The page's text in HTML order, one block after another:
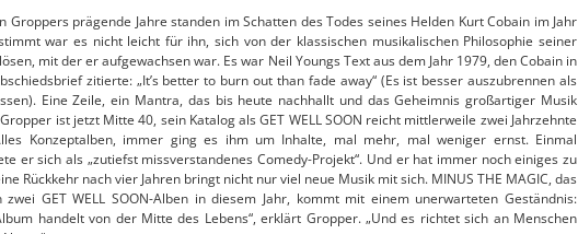
Groppers prägende Jahre standen im Schatten des Todes seines Helden Kurt Cobain im Jahr
war es nicht leicht für ihn, sich von der klassischen musikalischen Philosophie seiner
mit der er aufgewachsen war. Es war Neil Youngs Text aus dem Jahr 1979, den Cobain in
zitierte: „It’s better to burn out than fade away“ (Es ist besser auszubrennen als
Eine Zeile, ein Mantra, das bis heute nachhallt und das Geheimnis großartiger Musik
ist jetzt Mitte 40, sein Katalog als GET WELL SOON reicht mittlerweile zwei Jahrzehnte
Konzeptalben, immer ging es ihm um Inhalte, mal mehr, mal weniger ernst. Einmal
er sich als „zutiefst missverstandenes Comedy-Projekt“. Und er hat immer noch einiges zu
Rückkehr nach vier Jahren bringt nicht nur viel neue Musik mit sich. MINUS THE MAGIC, das
zwei GET WELL SOON-Alben in diesem Jahr, kommt mit einem unerwarteten Geständnis:
handelt von der Mitte des Lebens“, erklärt Gropper. „Und es richtet sich an Menschen